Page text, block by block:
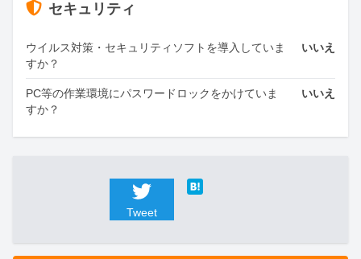
セキュリティ
ウイルス対策・セキュリティソフトを導入していま
すか？
いいえ
PC等の作業環境にパスワードロックをかけていま
すか？
いいえ
Tweet